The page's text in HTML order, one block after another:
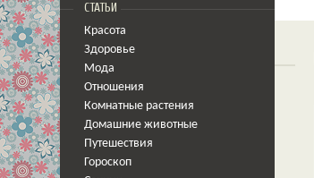
СТАТЬИ
Красота
Здоровье
Мода
Отношения
Комнатные растения
Домашние животные
Путешествия
Гороскоп